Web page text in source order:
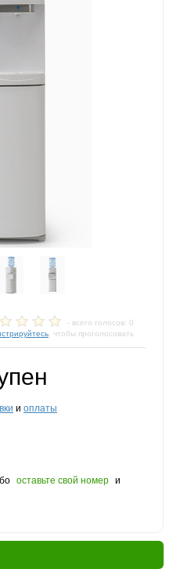
- всего голосов: 0
, чтобы проголосовать
и оплаты
оставьте свой номер и